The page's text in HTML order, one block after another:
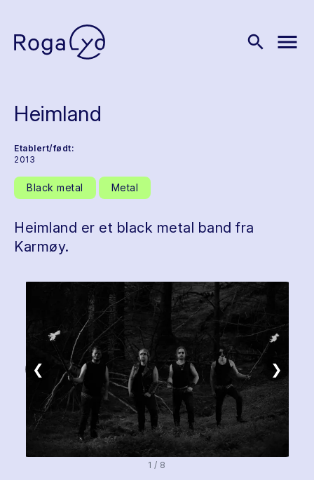
search menu
Heimland
Etablert/født:
2013
Black metal Metal
Heimland er et black metal band fra
Karmøy.
❮ ❯
1 / 8